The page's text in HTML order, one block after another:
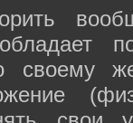
своему